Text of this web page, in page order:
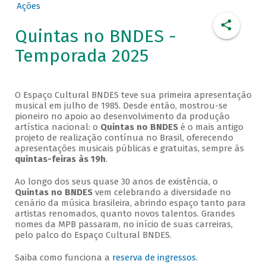
Ações
Quintas no BNDES -
Temporada 2025
O Espaço Cultural BNDES teve sua primeira apresentação
musical em julho de 1985. Desde então, mostrou-se
pioneiro no apoio ao desenvolvimento da produção
artística nacional: o Quintas no BNDESé o mais antigo
projeto de realização contínua no Brasil, oferecendo
apresentações musicais públicas e gratuitas, sempre às
quintas-feiras às 19h.
Ao longo dos seus quase 30 anos de existência, o
Quintas no BNDESvem celebrando a diversidade no
cenário da música brasileira, abrindo espaço tanto para
artistas renomados, quanto novos talentos. Grandes
nomes da MPB passaram, no início de suas carreiras,
pelo palco do Espaço Cultural BNDES.
Saiba como funciona a reserva de ingressos.